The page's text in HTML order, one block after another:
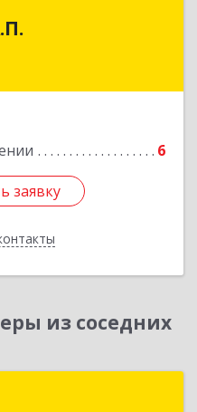
6
заявку
А.П.
заявку
из соседних